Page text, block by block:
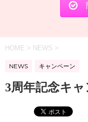
HOME > NEWS >
NEWS キャンペーン
3周年記念キャ